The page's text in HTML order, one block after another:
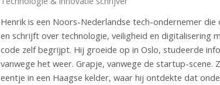
Henrik is een Noors-Nederlandse tech-ondernemer
en schrijft over technologie, veiligheid en digitalisering
code zelf begrijpt. Hij groeide op in Oslo, studeerde
vanwege het weer. Grapje, vanwege de startup-scene.
eentje in een Haagse kelder, waar hij ontdekte dat